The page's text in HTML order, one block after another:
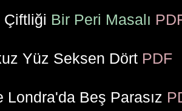
Çiftliği Bir Peri Masalı
Yüz Seksen Dört PDF
Londra'da Beş Parasız